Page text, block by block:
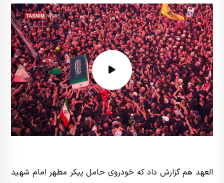
العهد هم گزارش داد که خودروی حامل پیکر مطهر امام شهید